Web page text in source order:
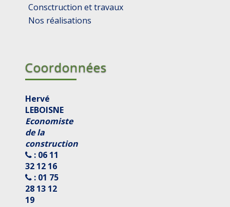
Consctruction et travaux
Nos réalisations
Coordonnées
Hervé
LEBOISNE
Economiste
de la
construction
: 06 11
32 12 16
: 01 75
28 13 12
19